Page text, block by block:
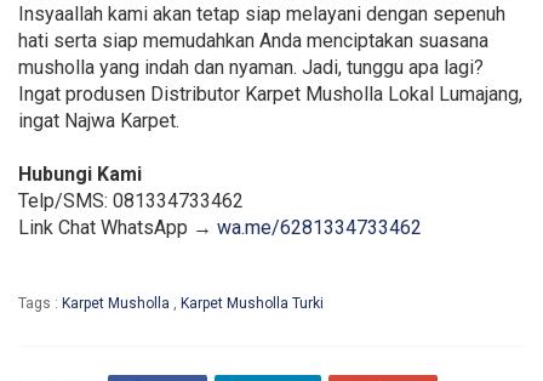
Insyaallah kami akan tetap siap melayani dengan sepenuh
hati serta siap memudahkan Anda menciptakan suasana
musholla yang indah dan nyaman. Jadi, tunggu apa lagi?
Ingat produsen Distributor Karpet Musholla Lokal Lumajang,
ingat Najwa Karpet.
Hubungi Kami
Telp/SMS: 081334733462
Link Chat WhatsApp → wa.me/6281334733462
Tags : Karpet Musholla Karpet Musholla Turki